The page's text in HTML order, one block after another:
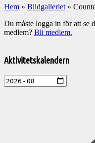
Hem » Bildgalleriet »
Du måste logga in för att se
medlem? Bli medlem.
till
aktiviteter
Aktivitetskalendern